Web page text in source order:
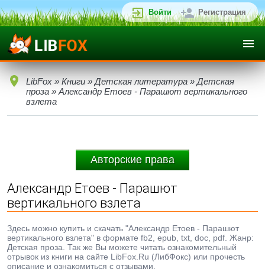
Войти Регистрация
LibFox » Книги » Детская литература » Детская
проза » Александр Етоев - Парашют вертикального
взлета
Авторские права
Александр Етоев - Парашют
вертикального взлета
Здесь можно купить и скачать "Александр Етоев - Парашют
вертикального взлета" в формате fb2, epub, txt, doc, pdf. Жанр:
Детская проза. Так же Вы можете читать ознакомительный
отрывок из книги на сайте LibFox.Ru (ЛибФокс) или прочесть
описание и ознакомиться с отзывами.